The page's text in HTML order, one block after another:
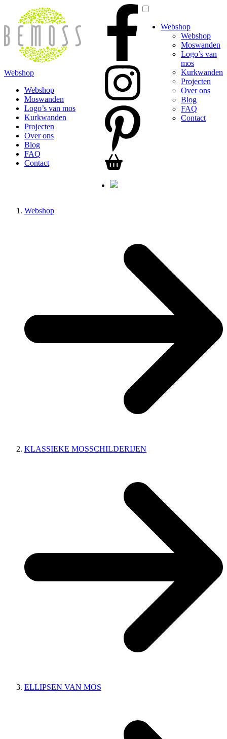
Webshop
Webshop
Moswanden
Logo’s van mos
Kurkwanden
Projecten
Over ons
Blog
FAQ
Contact
Webshop
Webshop
Moswanden
Logo’s van
mos
Kurkwanden
Projecten
Over ons
Blog
FAQ
Contact
Webshop
KLASSIEKE MOSSCHILDERIJEN
ELLIPSEN VAN MOS